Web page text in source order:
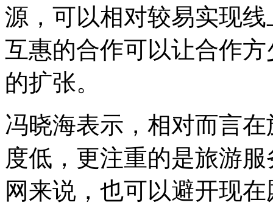
源，可以相对较易实现
互惠的合作可以让合作
的扩张。
冯晓海表示，相对而言
度低，更注重的是旅游
网来说，也可以避开现